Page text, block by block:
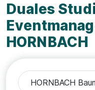
Duales
HORNBACH